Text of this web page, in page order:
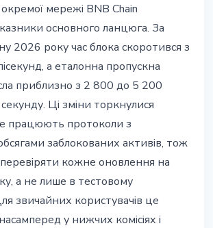
мережі BNB Chain
основного ланцюга. За
2026 року час блока скоротився з
а еталонна пропускна
приблизно з 2 800 до 5 200
Ці зміни торкнулися
працюють протоколи з
заблокованих активів, тож
кожне оновлення на
а не лише в тестовому
звичайних користувачів це
у нижчих комісіях і